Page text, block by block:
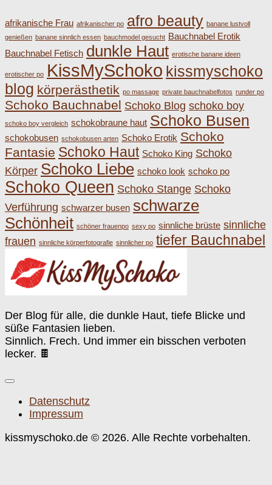
afrikanische Frau afrikanischer po afro beauty banane lustvoll
genießen banane sinnlich essen bauchmodel gesucht Bauchnabel Erotik
Bauchnabel Fetisch dunkle Haut erotische banane ideen
erotischer po KissMySchoko kissmyschoko
blog körperästhetik po massage private bauchnabelfotos runder po
Schoko Bauchnabel Schoko Blog schoko boy
schoko boy vergleich schokobraune haut Schoko Busen
schokobusen schokobusen arten Schoko Erotik Schoko
Fantasie Schoko Haut Schoko King Schoko
Körper Schoko Liebe schoko look schoko po
Schoko Queen Schoko Stange Schoko
Verführung schwarzer busen schwarze
Schönheit schöner frauenpo sexy po sinnliche brüste sinnliche
frauen sinnliche körperfotografie sinnlicher po tiefer Bauchnabel
Der Blog für alle, die dunkle Haut, tiefe Blicke und
süße Fantasien lieben.
Sinnlich. Frech. Und immer ein bisschen verboten
lecker. 🍫
Datenschutz
Impressum
kissmyschoko.de © 2026. Alle Rechte vorbehalten.